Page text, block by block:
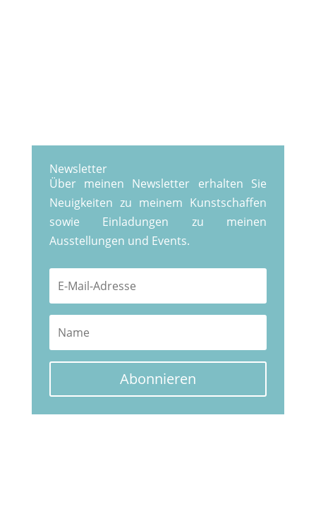
Newsletter
Über meinen Newsletter erhalten Sie
Neuigkeiten zu meinem Kunstschaffen
sowie Einladungen zu meinen
Ausstellungen und Events.
Abonnieren